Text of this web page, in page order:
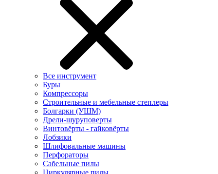
Все инструмент
Буры
Компрессоры
Строительные и мебельные степлеры
Болгарки (УШМ)
Дрели-шуруповерты
Винтовёрты - гайковёрты
Лобзики
Шлифовальные машины
Перфораторы
Сабельные пилы
Циркулярные пилы